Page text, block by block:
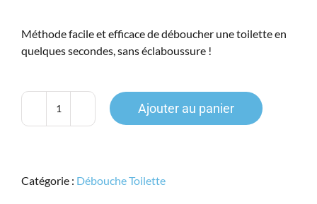
était :
12.99$.
est :
5.99$.
Méthode facile et efficace de déboucher une toilette en
quelques secondes, sans éclaboussure !
quantité
''Minute''
Ajouter au panier
Catégorie : Débouche Toilette